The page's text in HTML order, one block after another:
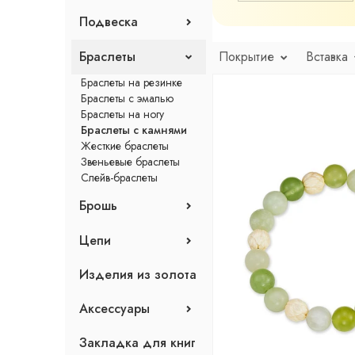
Моносерьги
Серьги с английским
Серьги с камнями
Серьги-конго
Серьги-продевки
Кольца-печатки
Колье без вставок
Колье с камнями
Чокеры
Колье с эмалью
Подвеска
Подвески с эмалью
Подвески без вставок
Подвески с камнями
Браслеты
Браслеты на резинке
Браслеты с эмалью
Браслеты на ногу
Браслеты с камнями
Жесткие браслеты
Звеньевые браслеты
Слейв-браслеты
Брошь
Броши с эмалью
Броши без вставок
Цепи
Гривны
Цепи
Изделия из золота
Аксессуары
Средства для чистки
Футболки
Закладка для книг
Покрытие Вставка